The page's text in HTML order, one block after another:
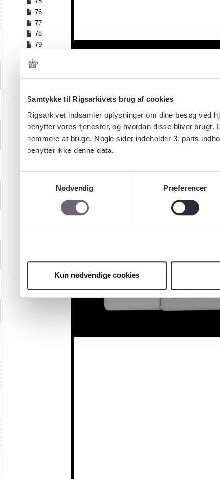
Samtykke til Rigsarkivets brug af cookies
Rigsarkivet indsamler oplysninger om dine besøg ved
benytter vores tjenester, og hvordan disse bliver
nemmere at bruge. Nogle sider indeholder 3. parts
benytter ikke denne data.
Nødvendig
Præferencer
Kun nødvendige cookies
76
77
78
79
81
82
84
86
87
88
89